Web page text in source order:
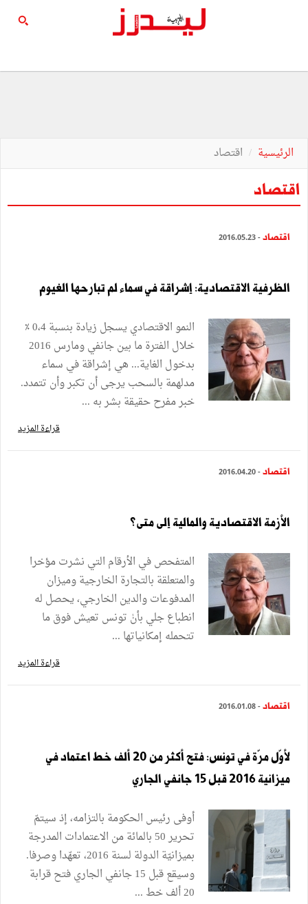
الرئيسية اقتصاد
اقتصاد
اقتصاد - 2016.05.23
الظرفية الاقتصادية: إشراقة في سماء لم تبارحها الغيوم
النمو الاقتصادي يسجل زيادة بنسبة 0،4 ٪
خلال الفترة ما بين جانفي ومارس 2016
بدخول الغاية... هي إشراقة في سماء
مدلهمة بالسحب يرجى أن تكبر وأن تتمدد.
خبر مفرح حقيقة بشر به ...
قراءة المزيد
اقتصاد - 2016.04.20
الأزمة الاقتصادية والمالية إلى متى؟
المتفحص في الأرقام التي نشرت مؤخرا
والمتعلقة بالتجارة الخارجية وميزان
المدفوعات والدين الخارجي، يحصل له
انطباع جلي بأنٰ تونس تعيش فوق ما
تتحمله إمكانياتها ...
قراءة المزيد
اقتصاد - 2016.01.08
لأوّل مرّة في تونس: فتح أكثر من 20 ألف خط اعتماد في
ميزانية 2016 قبل 15 جانفي الجاري
أوفى رئيس الحكومة بالتزامه، إذ سيتمّ
تحرير 50 بالمائة من الاعتمادات المدرجة
بميزانيّة الدولة لسنة 2016، تعهّدا وصرفا.
وسيقع قبل 15 جانفي الجاري فتح قرابة
20 ألف خط ...